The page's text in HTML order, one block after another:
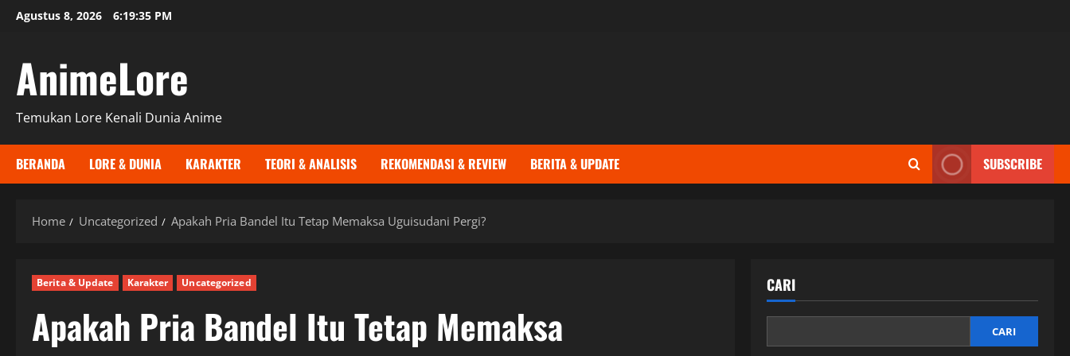
SkipAgustus 8, 2026 6:19:36 PM
AnimeLore
Temukan Lore Kenali Dunia Anime
BERANDA LORE & DUNIA KARAKTER TEORI & ANALISIS REKOMENDASI & REVIEW BERITA & UPDATE SUBSCRIBE
Home Uncategorized Apakah Pria Bandel Itu Tetap Memaksa Uguisudani Pergi?
Berita & Update Karakter Uncategorized
Apakah Pria Bandel Itu Tetap Memaksa
CARI
CARI